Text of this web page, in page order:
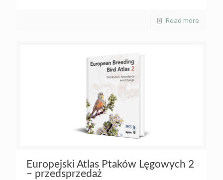
Read more
Europejski Atlas Ptaków Lęgowych 2
– przedsprzedaż